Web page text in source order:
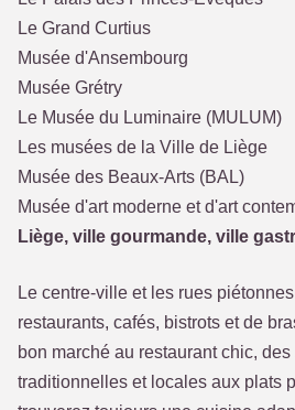
Le Grand Curtius
Musée d'Ansembourg
Musée Grétry
Le Musée du Luminaire (MULUM)
Les musées de la Ville de Liège
Musée des Beaux-Arts (BAL)
Musée d'art moderne et d'art
Liège, ville gourmande, ville
Le centre-ville et les rues
restaurants, cafés, bistrots et de
bon marché au restaurant chic,
traditionnelles et locales aux plats